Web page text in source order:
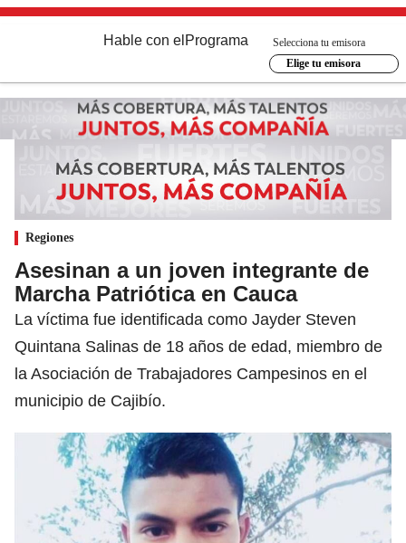
Hable con el Programa
Selecciona tu emisora
Elige tu emisora
Regiones
Asesinan a un joven integrante de
Marcha Patriótica en Cauca
La víctima fue identificada como Jayder Steven
Quintana Salinas de 18 años de edad, miembro de
la Asociación de Trabajadores Campesinos en el
municipio de Cajibío.